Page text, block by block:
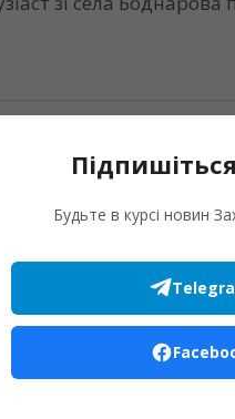
наставником і другом,
Будьте в курсі новин